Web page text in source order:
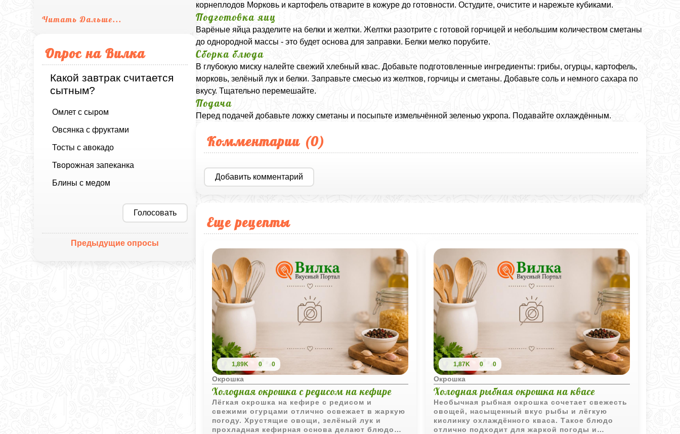
Читать Дальше...
Опрос на Вилка
Какой завтрак считается
сытным?
Омлет с сыром
Овсянка с фруктами
Тосты с авокадо
Творожная запеканка
Блины с медом
Голосовать
Предыдущие опросы
корнеплодов Морковь и картофель отварите в кожуре до готовности. Остудите, очистите и нарежьте кубиками.
Подготовка яиц
Варёные яйца разделите на белки и желтки. Желтки разотрите с готовой горчицей и небольшим количеством сметаны
до однородной массы - это будет основа для заправки. Белки мелко порубите.
Сборка блюда
В глубокую миску налейте свежий хлебный квас. Добавьте подготовленные ингредиенты: грибы, огурцы, картофель,
морковь, зелёный лук и белки. Заправьте смесью из желтков, горчицы и сметаны. Добавьте соль и немного сахара по
вкусу. Тщательно перемешайте.
Подача
Перед подачей добавьте ложку сметаны и посыпьте измельчённой зеленью укропа. Подавайте охлаждённым.
Комментарии (0)
Добавить комментарий
Еще рецепты
1,89K 0 0
Окрошка
Холодная окрошка с редисом на кефире
Лёгкая окрошка на кефире с редисом и
свежими огурцами отлично освежает в жаркую
погоду. Хрустящие овощи, зелёный лук и
прохладная кефирная основа делают блюдо
1,87K 0 0
Окрошка
Холодная рыбная окрошка на квасе
Необычная рыбная окрошка сочетает свежесть
овощей, насыщенный вкус рыбы и лёгкую
кислинку охлаждённого кваса. Такое блюдо
отлично подходит для жаркой погоды и